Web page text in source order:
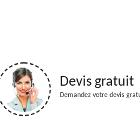
Devis gratuit
Demandez votre devis